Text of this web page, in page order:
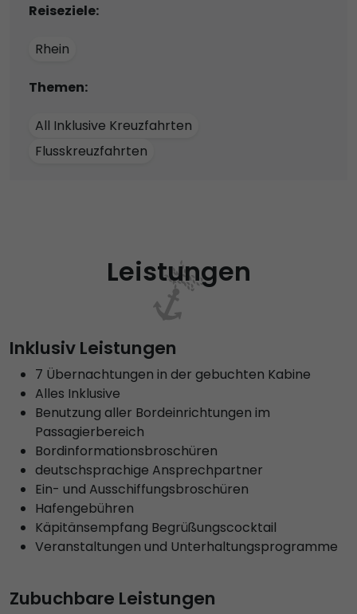
Reiseziele:
Rhein
Themen:
All Inklusive Kreuzfahrten
Flusskreuzfahrten
Leistungen
Inklusiv Leistungen
7 Übernachtungen in der gebuchten Kabine
Alles Inklusive
Benutzung aller Bordeinrichtungen im
Passagierbereich
Bordinformationsbroschüren
deutschsprachige Ansprechpartner
Ein- und Ausschiffungsbroschüren
Hafengebühren
Käpitänsempfang Begrüßungscocktail
Veranstaltungen und Unterhaltungsprogramme
Zubuchbare Leistungen